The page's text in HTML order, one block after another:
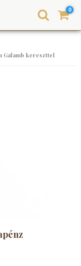
0
Galamb kereszttel